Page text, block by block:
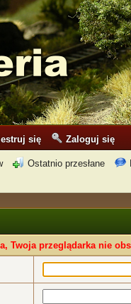
się Zaloguj się
Ostatnio przesłane
Twoja przeglądarka nie